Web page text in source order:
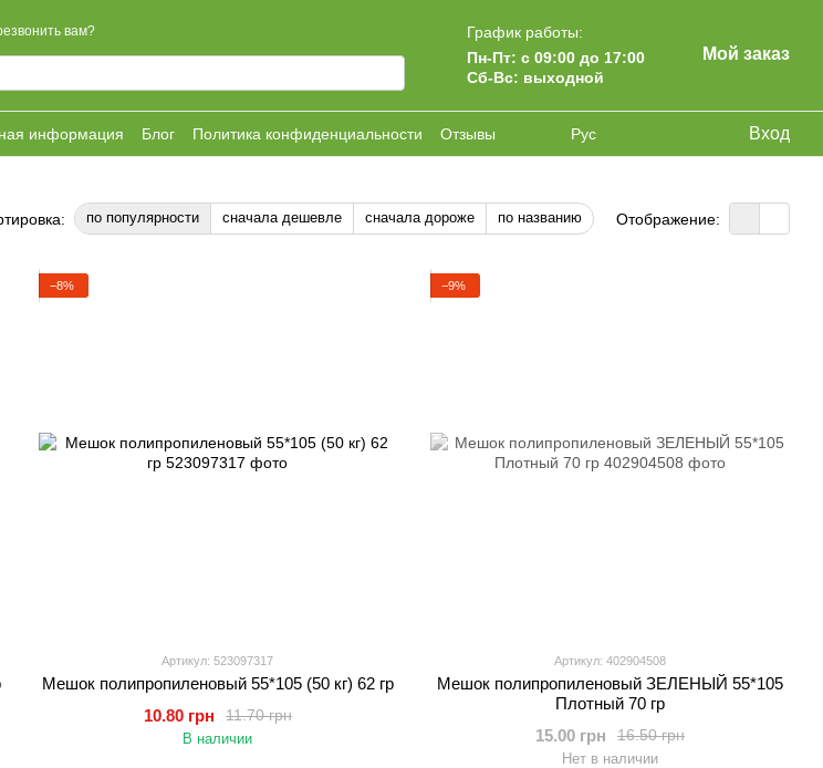
вам?
График работы:
Пн-Пт: с 09:00 до 17:00
Сб-Вс: выходной
Мой заказ
информация Блог Политика конфиденциальности
Отзывы
Рус Вход
по популярности сначала дешевле сначала дороже по названию Отображение:
−8%
Артикул: 523097317
Мешок полипропиленовый 55*105 (50 кг) 62 гр
11.70 грн
10.80 грн
В наличии
−9%
Артикул: 402904508
Мешок полипропиленовый ЗЕЛЕНЫЙ 55*105
Плотный 70 гр
16.50 грн
15.00 грн
Нет в наличии